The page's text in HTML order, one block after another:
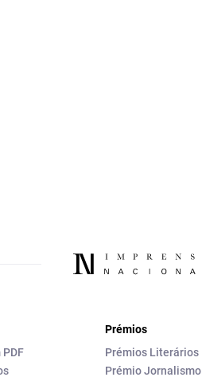
Prémios
Prémios Literários
Prémio Jornalismo